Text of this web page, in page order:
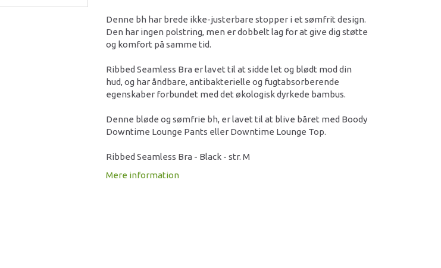
Denne bh har brede ikke-justerbare stopper i et sømfrit design.
Den har ingen polstring, men er dobbelt lag for at give dig støtte
og komfort på samme tid.
Ribbed Seamless Bra er lavet til at sidde let og blødt mod din
hud, og har åndbare, antibakterielle og fugtabsorberende
egenskaber forbundet med det økologisk dyrkede bambus.
Denne bløde og sømfrie bh, er lavet til at blive båret med Boody
Downtime Lounge Pants eller Downtime Lounge Top.
Ribbed Seamless Bra - Black - str. M
Mere information